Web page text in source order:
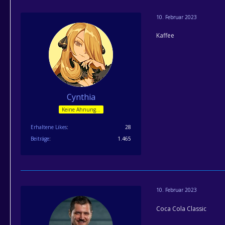
Cynthia
Keine Ahnung...
Erhaltene Likes
28
Beiträge
1.465
10. Februar 2023
Kaffee
10. Februar 2023
Coca Cola Classic